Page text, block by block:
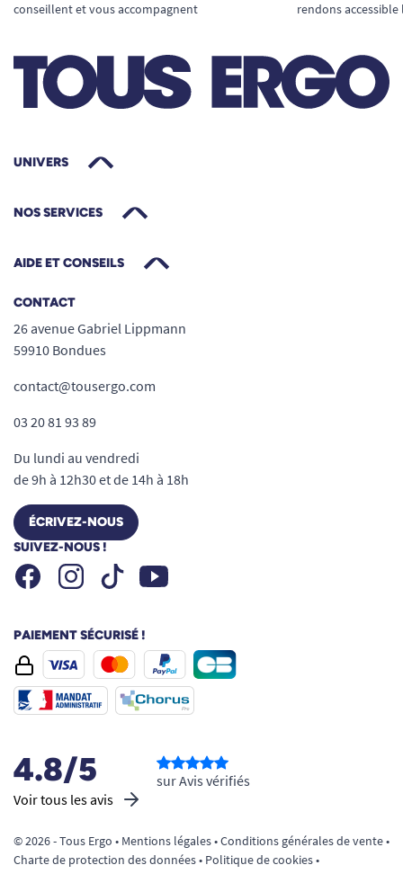
conseillent et vous accompagnent
rendons
UNIVERS
NOS SERVICES
AIDE ET CONSEILS
CONTACT
26 avenue Gabriel Lippmann
59910 Bondues
contact@tousergo.com
03 20 81 93 89
Du lundi au vendredi
de 9h à 12h30 et de 14h à 18h
ÉCRIVEZ-NOUS
SUIVEZ-NOUS !
FacebookInstagramTiktok Youtube
PAIEMENT SÉCURISÉ !
4.8/5
Voir tous les avis
sur Avis vérifiés
© 2026 - Tous Ergo • Mentions légales•Conditions générales de vente•
Charte de protection des données• Politique de cookies•